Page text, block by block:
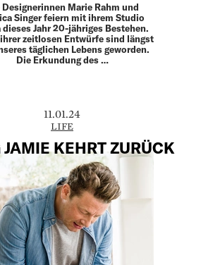
Designerinnen Marie Rahm und
Singer feiern mit ihrem Studio
dieses Jahr 20-jähriges Bestehen.
zeitlosen Entwürfe sind längst
täglichen Lebens geworden.
Die Erkundung des …
11.01.24
LIFE
JAMIE KEHRT ZURÜCK